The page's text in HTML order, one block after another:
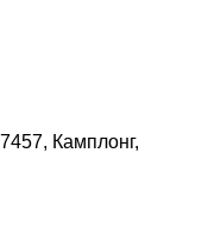
Камплонг,